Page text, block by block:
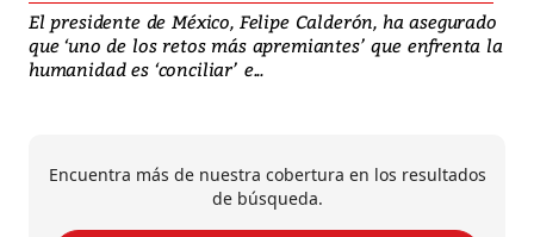
El presidente de México, Felipe Calderón, ha asegurado
que ‘uno de los retos más apremiantes’ que enfrenta la
humanidad es ‘conciliar’ e...
Encuentra más de nuestra cobertura en los resultados
de búsqueda.